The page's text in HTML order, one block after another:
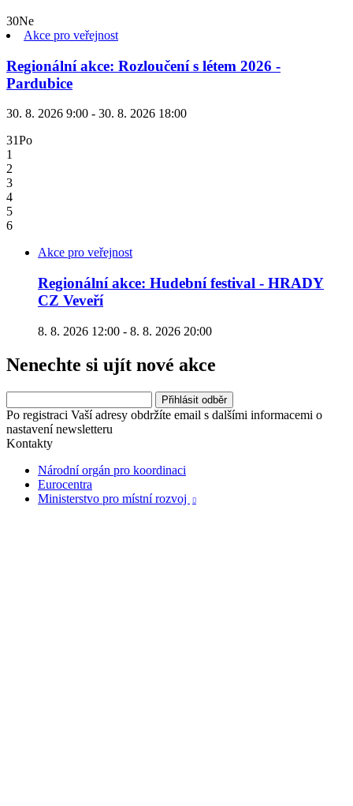
30Ne
Akce pro veřejnost
Regionální akce: Rozloučení s létem 2026 -
Pardubice
30. 8. 2026 9:00 - 30. 8. 2026 18:00
31Po
1
2
3
4
5
6
Akce pro veřejnost
Regionální akce: Hudební festival - HRADY
CZ Veveří
8. 8. 2026 12:00 - 8. 8. 2026 20:00
Nenechte si ujít nové akce
Po registraci Vaší adresy obdržíte email s dalšími informacemi o
nastavení newsletteru
Kontakty
Národní orgán pro koordinaci
Eurocentra
Ministerstvo pro místní rozvoj
